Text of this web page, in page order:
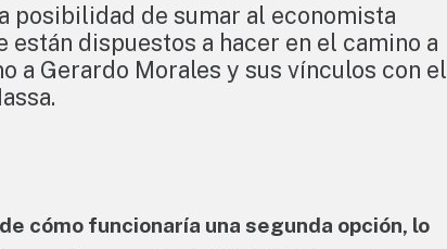
posibilidad de sumar al economista
dispuestos a hacer en el camino a
a Gerardo Morales y sus vínculos con el
cómo funcionaría una segunda opción, lo